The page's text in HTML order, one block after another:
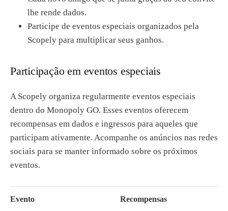
lhe rende dados.
Participe de eventos especiais organizados pela
Scopely para multiplicar seus ganhos.
Participação em eventos especiais
A Scopely organiza regularmente eventos especiais
dentro do Monopoly GO. Esses eventos oferecem
recompensas em dados e ingressos para aqueles que
participam ativamente. Acompanhe os anúncios nas redes
sociais para se manter informado sobre os próximos
eventos.
Evento Recompensas